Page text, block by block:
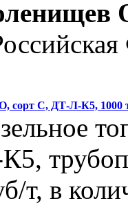
сорт С, ДТ-Л-К5, 1000
т, в